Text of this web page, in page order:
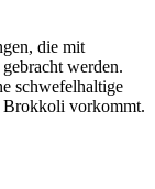
die mit
werden.
schwefelhaltige
vorkommt.